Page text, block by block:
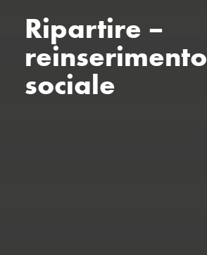
Ripartire –
reinserimento
sociale